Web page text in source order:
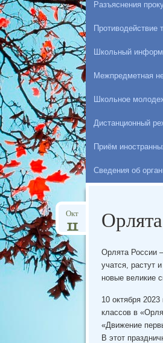
Разъяснения
Противодействие
Школьный
Межпредметная
Школьное
Дистанционный
Приём
Сведения об
Окт
11
Орлята России
учатся, растут
новые великие
10 октября
классов в
«Движение
В этот